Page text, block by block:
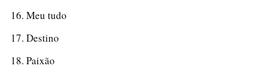
Meu tudo
Destino
Paixão